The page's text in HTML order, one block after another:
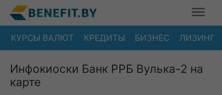
КУРСЫ ВАЛЮТ КРЕДИТЫ БИЗНЕС ЛИЗИНГ
Инфокиоски Банк РРБ Вулька-2 на
карте